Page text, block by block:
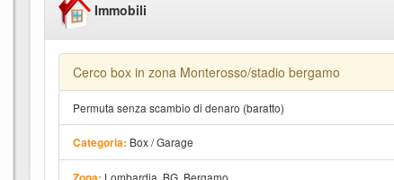
Immobili
Cerco box in zona Monterosso/stadio bergamo
Permuta senza scambio di denaro (baratto)
Categoria: Box / Garage